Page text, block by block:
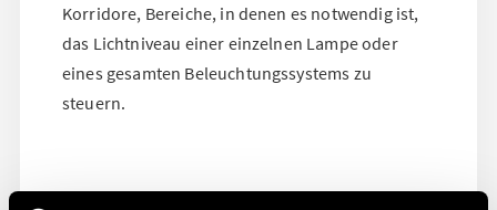
Korridore, Bereiche, in denen es notwendig ist,
das Lichtniveau einer einzelnen Lampe oder
eines gesamten Beleuchtungssystems zu
steuern.